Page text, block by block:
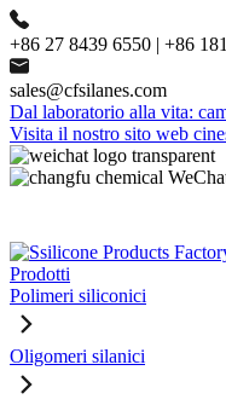
+86 27 8439 6550 | +86
sales@cfsilanes.com
Dal laboratorio alla vita:
Visita il nostro sito web
Prodotti
Polimeri siliconici
Oligomeri silanici